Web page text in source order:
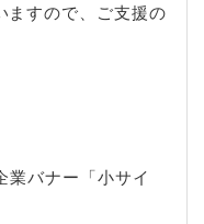
ますので、ご支援の
業バナー「小サイ